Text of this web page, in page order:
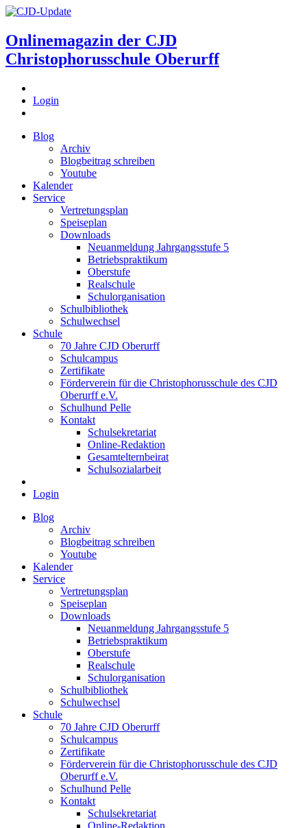
Onlinemagazin der CJD
Christophorusschule Oberurff
Login
Blog
Archiv
Blogbeitrag schreiben
Youtube
Kalender
Service
Vertretungsplan
Speiseplan
Downloads
Neuanmeldung Jahrgangsstufe 5
Betriebspraktikum
Oberstufe
Realschule
Schulorganisation
Schulbibliothek
Schulwechsel
Schule
70 Jahre CJD Oberurff
Schulcampus
Zertifikate
Förderverein für die Christophorusschule des CJD
Oberurff e.V.
Schulhund Pelle
Kontakt
Schulsekretariat
Online-Redaktion
Gesamtelternbeirat
Schulsozialarbeit
Login
Blog
Archiv
Blogbeitrag schreiben
Youtube
Kalender
Service
Vertretungsplan
Speiseplan
Downloads
Neuanmeldung Jahrgangsstufe 5
Betriebspraktikum
Oberstufe
Realschule
Schulorganisation
Schulbibliothek
Schulwechsel
Schule
70 Jahre CJD Oberurff
Schulcampus
Zertifikate
Förderverein für die Christophorusschule des CJD
Oberurff e.V.
Schulhund Pelle
Kontakt
Schulsekretariat
Online-Redaktion